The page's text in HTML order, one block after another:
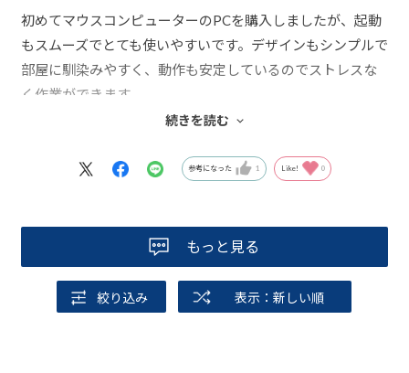
初めてマウスコンピューターのPCを購入しましたが、起動
もスムーズでとても使いやすいです。デザインもシンプルで
部屋に馴染みやすく、動作も安定しているのでストレスな
く作業ができます。
普段使いから動画視聴、軽い編集まで問題なくこなせてい
今のところ不満点はなく、安心して長く使えそうだと感じ
続きを読む
参考になった 1 Like! 0
もっと見る
絞り込み 表示：新しい順